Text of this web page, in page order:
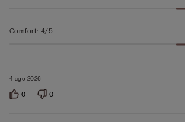
4 ago 2026
Comfort: 4/5
0 0